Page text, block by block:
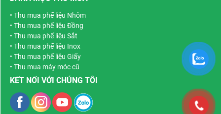
dành cho khách hàng giới
thiệu.
• Thu mua phế liệu Nhôm
• Thu mua phế liệu Đồng
• Thu mua phế liệu Sắt
• Thu mua phế liệu Inox
• Thu mua phế liệu Giấy
• Thu mua máy móc cũ
KẾT NỐI VỚI CHÚNG TÔI